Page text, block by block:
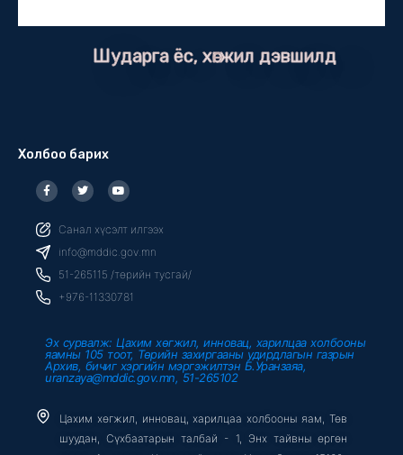
Шударга ёс, хөгжил дэвшилд
Холбоо барих
F
a
c
b
o
o
k
f
T
w
i
t
r
Y
o
u
u
e
Санал хүсэлт илгээх
info@mddic.gov.mn
51-265115 /төрийн тусгай/
+976-11330781
Эх сурвалж: Цахим хөгжил, инновац, харилцаа холбооны
яамны 105 тоот, Төрийн захиргааны удирдлагын газрын
Архив, бичиг хэргийн мэргэжилтэн Б.Уранзаяа,
uranzaya@mddic.gov.mn, 51-265102
Цахим хөгжил, инновац, харилцаа холбооны яам, Төв
шуудан, Сүхбаатарын талбай - 1, Энх тайвны өргөн